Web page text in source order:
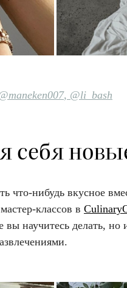
, @li_bash
себя
что-нибудь вкусное
классов в
научитесь делать, но